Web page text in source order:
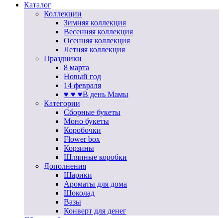
Каталог
Коллекции
Зимняя коллекция
Весенняя коллекция
Осенняя коллекция
Летняя коллекция
Праздники
8 марта
Новый год
14 февраля
♥ ♥ ♥В день Мамы
Категории
Сборные букеты
Моно букеты
Коробочки
Flower box
Корзины
Шляпные коробки
Дополнения
Шарики
Ароматы для дома
Шоколад
Вазы
Конверт для денег